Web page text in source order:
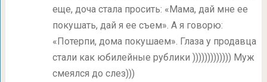
еще, доча стала просить: «Мама, дай мне ее
покушать, дай я ее съем». А я говорю:
«Потерпи, дома покушаем». Глаза у продавца
стали как юбилейные рублики ))))))))))))) Муж
смеялся до слез)))